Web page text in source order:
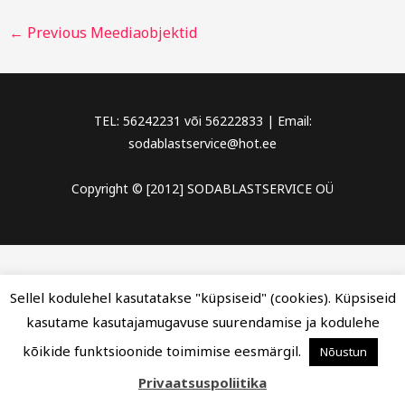
← Previous Meediaobjektid
TEL: 56242231 või 56222833 | Email:
sodablastservice@hot.ee
Copyright © [2012] SODABLASTSERVICE OÜ
Sellel kodulehel kasutatakse "küpsiseid" (cookies). Küpsiseid
kasutame kasutajamugavuse suurendamise ja kodulehe
kõikide funktsioonide toimimise eesmärgil.
Nõustun
Privaatsuspoliitika